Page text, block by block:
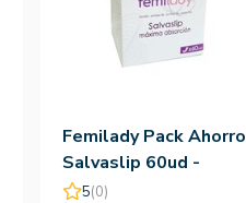
Femilady Pack Ahorro
Salvaslip 60ud -
Silvestre
5(0)